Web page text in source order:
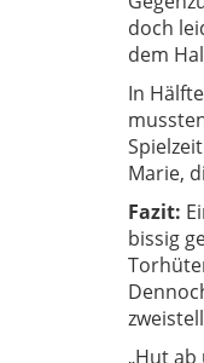
doch
dem
In
Marie,
Fazit:
bissig
„Hut